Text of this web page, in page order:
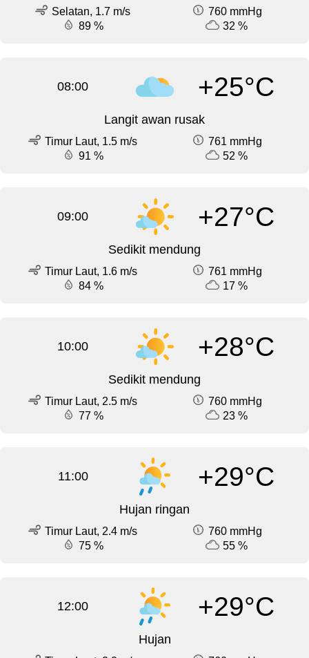
Selatan, 1.7 m/s
760 mmHg
89 %
32 %
08:00 +25°C
Langit awan rusak
Timur Laut, 1.5 m/s
761 mmHg
91 %
52 %
09:00 +27°C
Sedikit mendung
Timur Laut, 1.6 m/s
761 mmHg
84 %
17 %
10:00 +28°C
Sedikit mendung
Timur Laut, 2.5 m/s
760 mmHg
77 %
23 %
11:00 +29°C
Hujan ringan
Timur Laut, 2.4 m/s
760 mmHg
75 %
55 %
12:00 +29°C
Hujan